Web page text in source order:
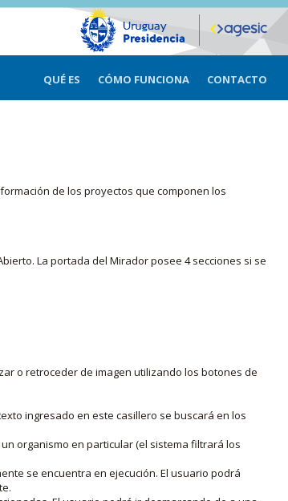
QUÉ ES CÓMO FUNCIONA CONTACTO
de los proyectos que componen los
La portada del Mirador posee 4 secciones si se
o retroceder de imagen utilizando los botones de
ingresado en este casillero se buscará en los
organismo en particular (el sistema filtrará los
se encuentra en ejecución. El usuario podrá